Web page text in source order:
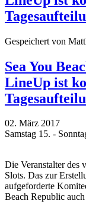
Gespeichert von
Sea You
LineUp ist
02. März 2017
Samstag 15. -
Die Veranstalter des
Slots. Das zur
aufgeforderte
Beach Republic